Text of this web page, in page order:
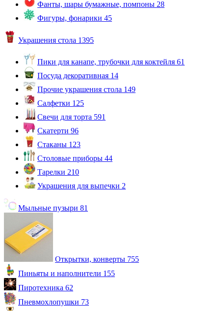
Фанты, шары бумажные, помпоны 28
Фигуры, фонарики 45
Украшения стола 1395
Пики для канапе, трубочки для коктейля 61
Посуда декоративная 14
Прочие украшения стола 149
Салфетки 125
Свечи для торта 591
Скатерти 96
Стаканы 123
Столовые приборы 44
Тарелки 210
Украшения для выпечки 2
Мыльные пузыри 81
Открытки, конверты 755
Пиньяты и наполнители 155
Пиротехника 62
Пневмохлопушки 73